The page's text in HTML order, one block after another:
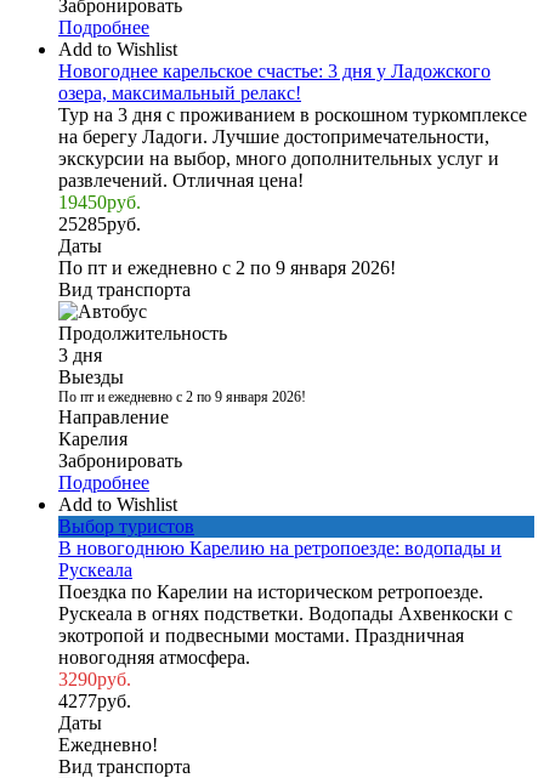
Забронировать
Подробнее
Add to Wishlist
Новогоднее карельское счастье: 3 дня у Ладожского
озера, максимальный релакс!
Тур на 3 дня с проживанием в роскошном туркомплексе
на берегу Ладоги. Лучшие достопримечательности,
экскурсии на выбор, много дополнительных услуг и
развлечений. Отличная цена!
19450руб.
25285руб.
Даты
По пт и ежедневно с 2 по 9 января 2026!
Вид транспорта
Продолжительность
3 дня
Выезды
По пт и ежедневно с 2 по 9 января 2026!
Направление
Карелия
Забронировать
Подробнее
Add to Wishlist
Выбор туристов
В новогоднюю Карелию на ретропоезде: водопады и
Рускеала
Поездка по Карелии на историческом ретропоезде.
Рускеала в огнях подстветки. Водопады Ахвенкоски с
экотропой и подвесными мостами. Праздничная
новогодняя атмосфера.
3290руб.
4277руб.
Даты
Ежедневно!
Вид транспорта